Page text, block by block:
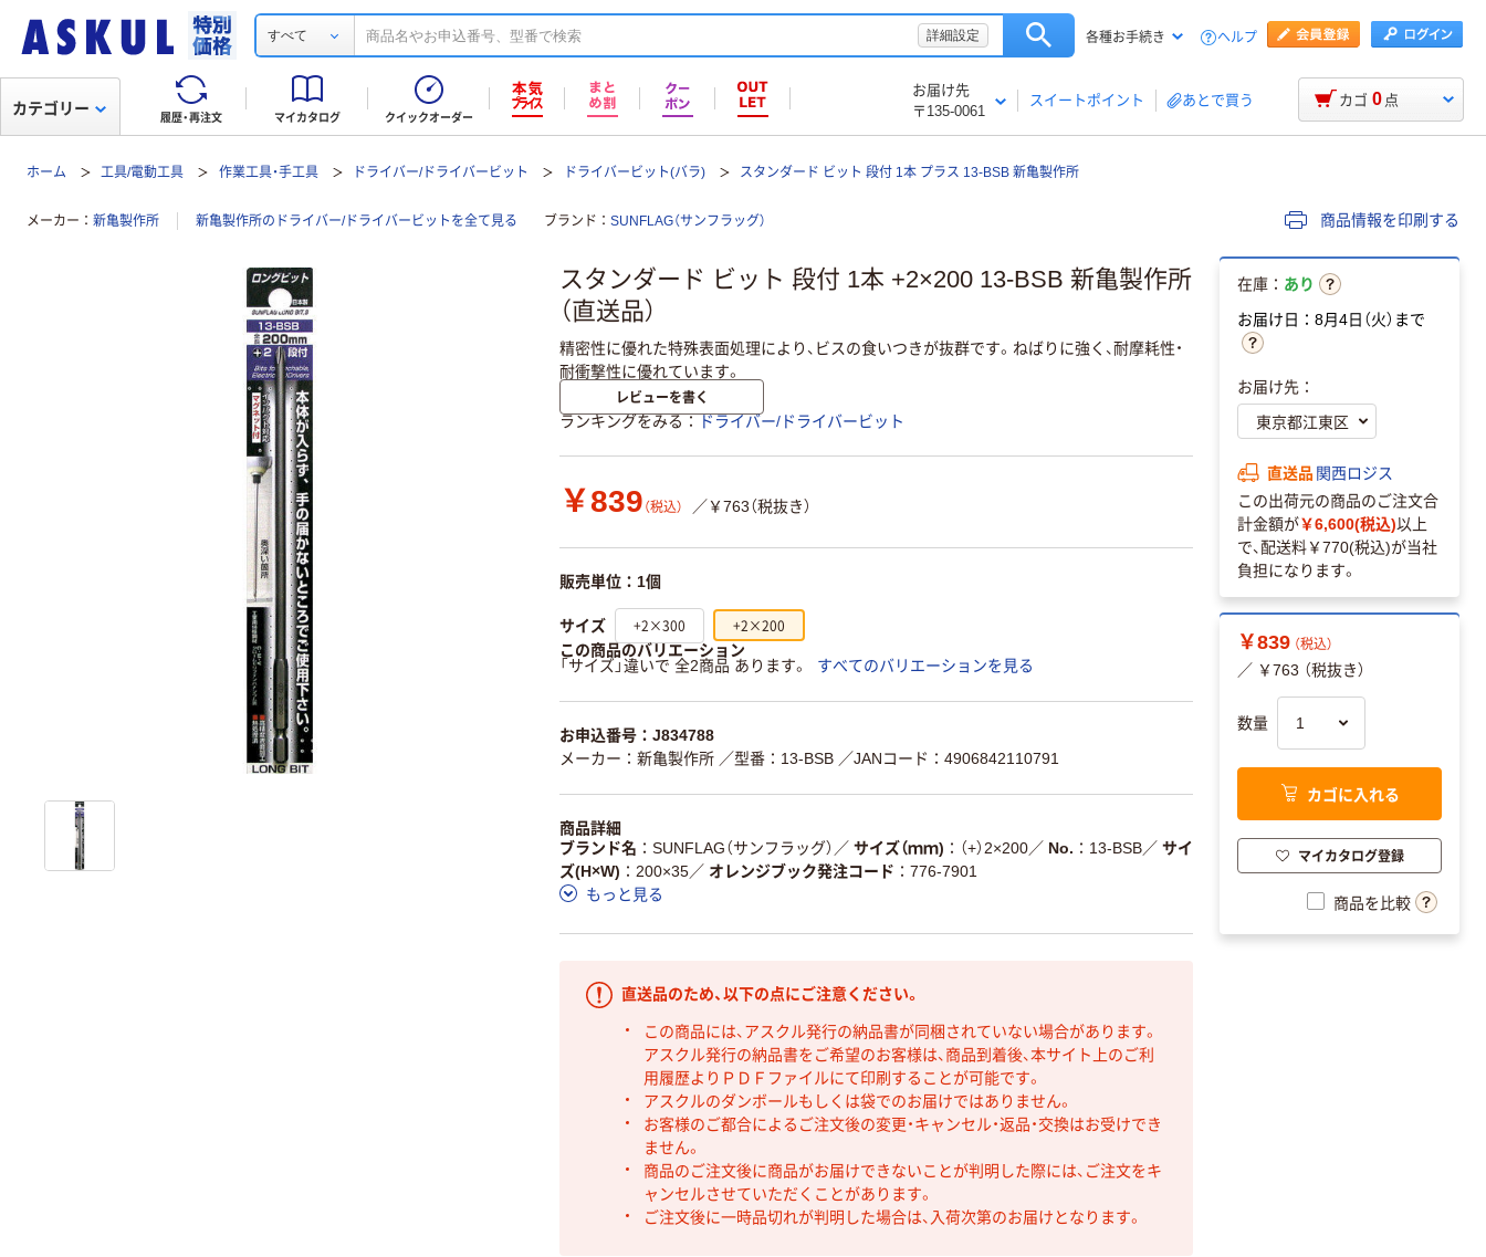
すべて 詳細設定 各種お手続き ヘルプ
履歴・再注文 マイカタログ クイックオーダー
お届け先
〒135-0061
スイートポイント あとで買う
カテゴリー カゴ 0 点
ホーム 工具/電動工具 作業工具・手工具 ドライバー/ドライバービット ドライバービット(バラ) スタンダード ビット 段付 1本 プラス 13-BSB 新亀製作所
メーカー 新亀製作所 新亀製作所のドライバー/ドライバービットを全て見る ブランド SUNFLAG（サンフラッグ） 商品情報を印刷する
スタンダード ビット 段付 1本 +2×200 13-BSB 新亀製作所
（直送品）
精密性に優れた特殊表面処理により、ビスの食いつきが抜群です。ねばりに強く、耐摩耗性・
耐衝撃性に優れています。
レビューを書く
ランキングをみる ドライバー/ドライバービット
￥839 （税込） ／￥763（税抜き）
販売単位：1個
サイズ +2×300 +2×200
この商品のバリエーション
「サイズ」違いで 全2商品 あります。
すべてのバリエーションを見る
お申込番号：J834788
メーカー：新亀製作所 ／型番：13-BSB ／JANコード：4906842110791
商品詳細
ブランド名
SUNFLAG（サンフラッグ） ／ サイズ（ｍｍ) （+）2×200／ No. 13-BSB／ サイ
ズ(H×W)
200×35／ オレンジブック発注コード
776-7901
もっと見る
直送品のため、以下の点にご注意ください。
この商品には、アスクル発行の納品書が同梱されていない場合があります。
アスクル発行の納品書をご希望のお客様は、商品到着後、本サイト上のご利
用履歴よりＰＤＦファイルにて印刷することが可能です。
アスクルのダンボールもしくは袋でのお届けではありません。
お客様のご都合によるご注文後の変更・キャンセル・返品・交換はお受けでき
ません。
商品のご注文後に商品がお届けできないことが判明した際には、ご注文をキ
ャンセルさせていただくことがあります。
ご注文後に一時品切れが判明した場合は、入荷次第のお届けとなります。
在庫： あり
お届け日：8月4日（火）まで
お届け先：
直送品 関西ロジス
この出荷元の商品のご注文合
計金額が￥6,600(税込)以上
で、配送料￥770(税込)が当社
負担になります。
￥839 （税込）
／ ￥763 （税抜き）
数量
カゴに入れる
マイカタログ登録
商品を比較